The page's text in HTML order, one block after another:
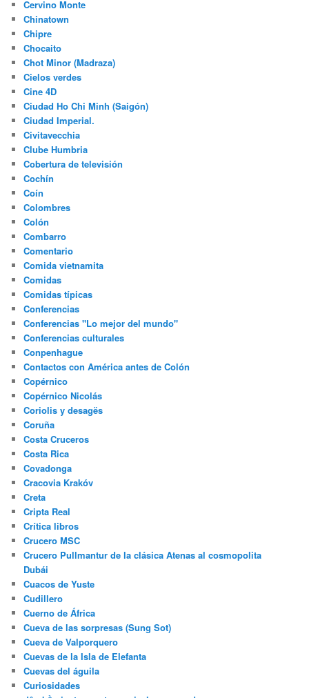
Cervino Monte
Chinatown
Chipre
Chocaito
Chot Minor (Madraza)
Cielos verdes
Cine 4D
Ciudad Ho Chi Minh (Saigón)
Ciudad Imperial.
Civitavecchia
Clube Humbria
Cobertura de televisión
Cochín
Coín
Colombres
Colón
Combarro
Comentario
Comida vietnamita
Comidas
Comidas típicas
Conferencias
Conferencias "Lo mejor del mundo"
Conferencias culturales
Conpenhague
Contactos con América antes de Colón
Copérnico
Copérnico Nicolás
Coriolis y desagës
Coruña
Costa Cruceros
Costa Rica
Covadonga
Cracovia Krakóv
Creta
Cripta Real
Crítica libros
Crucero MSC
Crucero Pullmantur de la clásica Atenas al cosmopolita
Dubái
Cuacos de Yuste
Cudillero
Cuerno de África
Cueva de las sorpresas (Sung Sot)
Cueva de Valporquero
Cuevas de la Isla de Elefanta
Cuevas del águila
Curiosidades